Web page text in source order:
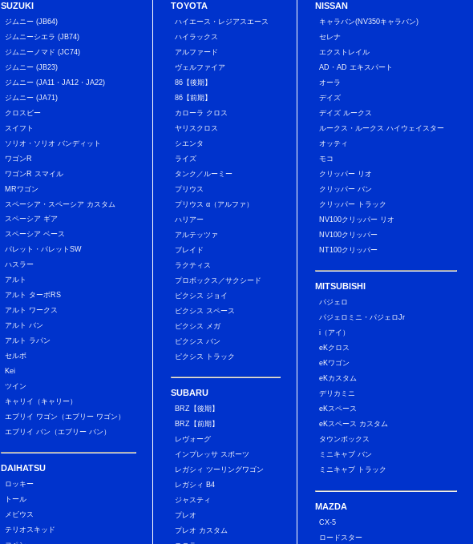
SUZUKI
ジムニー (JB64)
ジムニーシエラ (JB74)
ジムニーノマド (JC74)
ジムニー (JB23)
ジムニー (JA11・JA12・JA22)
ジムニー (JA71)
クロスビー
スイフト
ソリオ・ソリオ バンディット
ワゴンR
ワゴンR スマイル
MRワゴン
スペーシア・スペーシア カスタム
スペーシア ギア
スペーシア ベース
パレット・パレットSW
ハスラー
アルト
アルト ターボRS
アルト ワークス
アルト バン
アルト ラパン
セルボ
Kei
ツイン
キャリイ（キャリー）
エブリイ ワゴン（エブリー ワゴン）
エブリイ バン（エブリー バン）
DAIHATSU
ロッキー
トール
メビウス
テリオスキッド
TOYOTA
ハイエース・レジアスエース
ハイラックス
アルファード
ヴェルファイア
86【後期】
86【前期】
カローラ クロス
ヤリスクロス
シエンタ
ライズ
タンク／ルーミー
プリウス
プリウス α（アルファ）
ハリアー
アルテッツァ
ブレイド
ラクティス
プロボックス／サクシード
ピクシス ジョイ
ピクシス スペース
ピクシス メガ
ピクシス バン
ピクシス トラック
SUBARU
BRZ【後期】
BRZ【前期】
レヴォーグ
インプレッサ スポーツ
レガシィ ツーリングワゴン
レガシィ B4
ジャスティ
プレオ
プレオ カスタム
NISSAN
キャラバン(NV350キャラバン)
セレナ
エクストレイル
AD・AD エキスパート
オーラ
デイズ
デイズ ルークス
ルークス・ルークス ハイウェイスター
オッティ
モコ
クリッパー リオ
クリッパー バン
クリッパー トラック
NV100クリッパー リオ
NV100クリッパー
NT100クリッパー
MITSUBISHI
パジェロ
パジェロミニ・パジェロJr
i（アイ）
eKクロス
eKワゴン
eKカスタム
デリカミニ
eKスペース
eKスペース カスタム
タウンボックス
ミニキャブ バン
ミニキャブ トラック
MAZDA
CX-5
ロードスター